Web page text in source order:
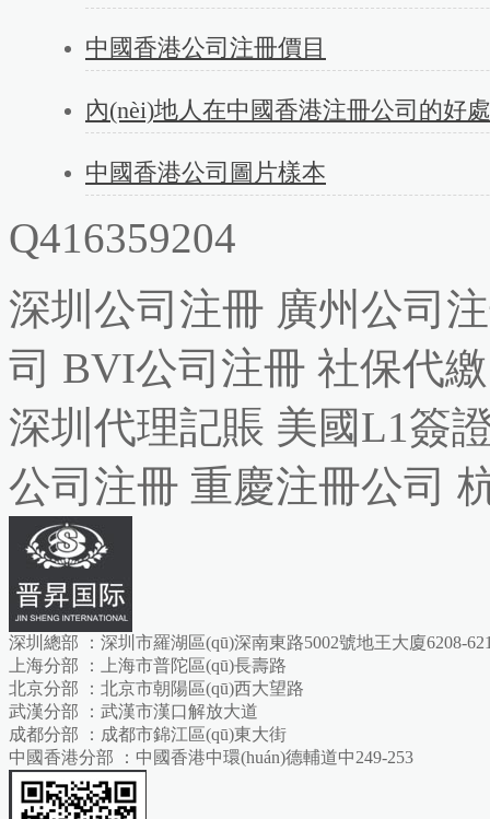
中國香港公司注冊價目
內(nèi)地人在中國香港注冊公司的好處
中國香港公司圖片樣本
Q416359204
深圳公司注冊 廣州公司
司 BVI公司注冊 社保代繳
深圳代理記賬 美國L1簽
公司注冊 重慶注冊公司
深圳總部 ：深圳市羅湖區(qū)深南東路5002號地王大廈6208-
上海分部 ：上海市普陀區(qū)長壽路
北京分部 ：北京市朝陽區(qū)西大望路
武漢分部 ：武漢市漢口解放大道
成都分部 ：成都市錦江區(qū)東大街
中國香港分部 ：中國香港中環(huán)德輔道中249-253